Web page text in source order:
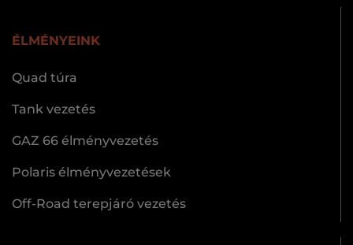
ÉLMÉNYEINK
Quad túra
Tank vezetés
GAZ 66 élményvezetés
Polaris élményvezetések
Off-Road terepjáró vezetés